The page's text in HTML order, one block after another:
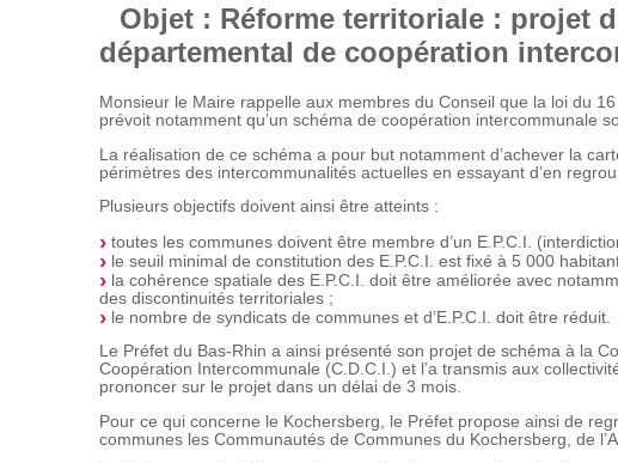
Objet : Réforme territoriale : projet
départemental de coopération
Monsieur le Maire rappelle aux membres du Conseil que la loi du
prévoit notamment qu’un schéma de coopération intercommunale
La réalisation de ce schéma a pour but notamment d’achever la
périmètres des intercommunalités actuelles en essayant d’en
Plusieurs objectifs doivent ainsi être atteints :
toutes les communes doivent être membre d’un E.P.C.I.
le seuil minimal de constitution des E.P.C.I. est fixé à 5 000
la cohérence spatiale des E.P.C.I. doit être améliorée avec
des discontinuités territoriales ;
le nombre de syndicats de communes et d’E.P.C.I. doit être réduit.
Le Préfet du Bas-Rhin a ainsi présenté son projet de schéma à la
Coopération Intercommunale (C.D.C.I.) et l’a transmis aux
prononcer sur le projet dans un délai de 3 mois.
Pour ce qui concerne le Kochersberg, le Préfet propose ainsi de
communes les Communautés de Communes du Kochersberg, de